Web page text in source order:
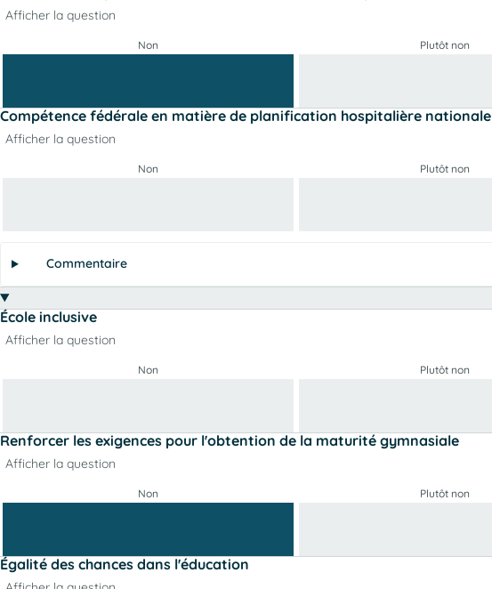
Afficher la question
Non Plutôt non
Compétence fédérale en matière de planification hospitalière nationale
Afficher la question
Non Plutôt non
Commentaire
École inclusive
Afficher la question
Non Plutôt non
Renforcer les exigences pour l'obtention de la maturité gymnasiale
Afficher la question
Non Plutôt non
Égalité des chances dans l'éducation